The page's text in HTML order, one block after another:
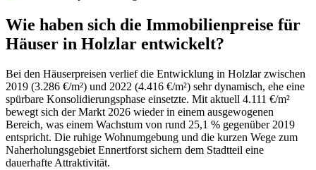
Wie haben sich die Immobilienpreise für
Häuser in Holzlar entwickelt?
Bei den Häuserpreisen verlief die Entwicklung in Holzlar zwischen
2019 (3.286 €/m²) und 2022 (4.416 €/m²) sehr dynamisch, ehe eine
spürbare Konsolidierungsphase einsetzte. Mit aktuell 4.111 €/m²
bewegt sich der Markt 2026 wieder in einem ausgewogenen
Bereich, was einem Wachstum von rund 25,1 % gegenüber 2019
entspricht. Die ruhige Wohnumgebung und die kurzen Wege zum
Naherholungsgebiet Ennertforst sichern dem Stadtteil eine
dauerhafte Attraktivität.